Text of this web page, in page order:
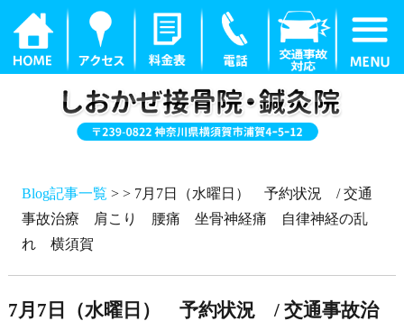
Blog記事一覧 > > 7月7日（水曜日） 予約状況 / 交通
事故治療 肩こり 腰痛 坐骨神経痛 自律神経の乱
れ 横須賀
7月7日（水曜日） 予約状況 / 交通事故治